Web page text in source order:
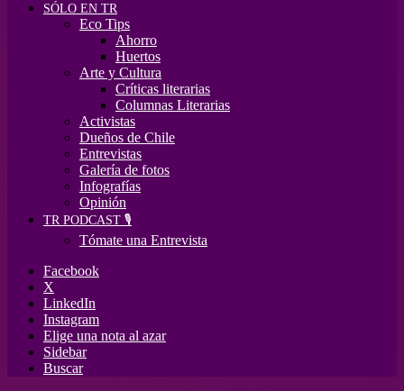
SÓLO EN TR
Eco Tips
Ahorro
Huertos
Arte y Cultura
Críticas literarias
Columnas Literarias
Activistas
Dueños de Chile
Entrevistas
Galería de fotos
Infografías
Opinión
TR PODCAST 🎙️
Tómate una Entrevista
Facebook
X
LinkedIn
Instagram
Elige una nota al azar
Sidebar
Buscar